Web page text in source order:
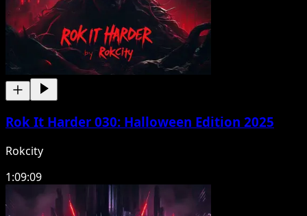
Rok It Harder 030: Halloween Edition 2025
Rokcity
1:09:09